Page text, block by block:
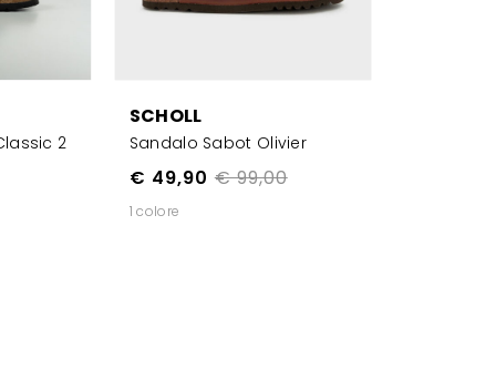
2
SCHOLL
Sandalo Sabot Olivier
€ 99,00
€ 49,90
1 colore